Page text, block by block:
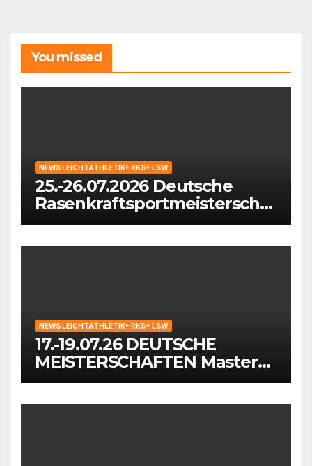
You missed
NEWS LEICHTATHLETIK+ RKS+ LSW
25.-26.07.2026 Deutsche
Rasenkraftsportmeisterschaf
ten der Masters in
NEWS LEICHTATHLETIK+ RKS+ LSW
17.-19.07.26 DEUTSCHE
MEISTERSCHAFTEN Masters
in Mönchengladbach